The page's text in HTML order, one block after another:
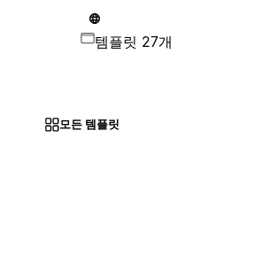
템플릿 27개
모든 템플릿